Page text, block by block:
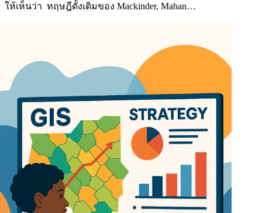
ให้เห็นว่า ทฤษฎีดั้งเดิมของ Mackinder, Mahan…